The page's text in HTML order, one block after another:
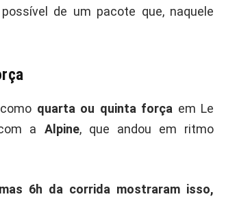
de um pacote que, naquele
quarta ou quinta força em Le
a Alpine, que andou em ritmo
6h da corrida mostraram isso,